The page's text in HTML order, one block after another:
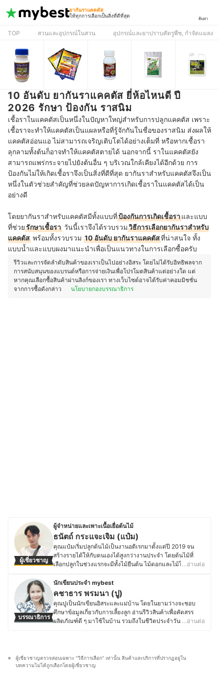
ยากันราแคคตัส
ให้ทุกการเลือกเป็นสิ่งที่ดีที่สุด
ค้นหา
TOP สวนและอุปกรณ์ในสวน อุปกรณ์และยาปราบศัตรูพืช, กำจัดแมลง
10 อันดับ ยากันราแคคตัส ยี่ห้อไหนดี ปี
2026 รักษา ป้องกัน ราสนิม
เชื้อราในแคคตัสเป็นหนึ่งในปัญหาใหญ่สำหรับการปลูกแคคตัส เพราะ
เชื้อราจะทำให้แคคตัสเป็นแผลหรือที่รู้จักกันในชื่อของราสนิม ส่งผลให้
แคคตัสอ่อนแอ ไม่สามารถเจริญเติบโตได้อย่างเต็มที่ หรือหากเชื้อรา
ลุกลามทั้งต้นก็อาจทำให้แคคตัสตายได้ นอกจากนี้ ราในแคคตัสยัง
สามารถแพร่กระจายไปยังต้นอื่น ๆ บริเวณใกล้เคียงได้อีกด้วย การ
ป้องกันไม่ให้เกิดเชื้อราจึงเป็นสิ่งที่ดีที่สุด ยากันราสำหรับแคคตัสจึงเป็น
หนึ่งในตัวช่วยสำคัญที่ช่วยลดปัญหาการเกิดเชื้อราในแคคตัสได้เป็น
อย่างดี
โดยยากันราสำหรับแคคตัสมีทั้งแบบที่ป้องกันการเกิดเชื้อราและแบบ
ที่ช่วยรักษาเชื้อรา วันนี้เราจึงได้รวบรวมวิธีการเลือกยากันราสำหรับ
แคคตัส พร้อมทั้งรวบรวม 10 อันดับ ยากันราแคคตัสที่น่าสนใจ ทั้ง
แบบน้ำและแบบผงมาแนะนำเพื่อเป็นแนวทางในการเลือกซื้อครับ
รีวิวและการจัดลำดับสินค้าของเราเป็นไปอย่างอิสระ โดยไม่ได้รับอิทธิพลจาก
การสนับสนุนของแบรนด์หรือการจ่ายเงินเพื่อโปรโมตสินค้าแต่อย่างใด แต่
หากคุณเลือกซื้อสินค้าผ่านลิงก์ของเรา ทางเว็บไซต์อาจได้รับค่าคอมมิชชั่น
จากการซื้อดังกล่าว
นโยบายกองบรรณาธิการ
ผู้เชี่ยวชาญ
ผู้จำหน่ายและเพาะเนื้อเยื่อต้นไม้
ธนัตถ์ กระแจะเจิม (แป๋ม)
คุณแป๋มเริ่มปลูกต้นไม้เป็นงานอดิเรกมาตั้งแต่ปี 2019 จน
สร้างรายได้ให้กับตนเองได้สูงกว่างานประจำ โดยต้นไม้ที่
เลือกปลูกในช่วงแรกจะมีทั้งไม้ยืนต้น ไม้ดอกและไม้ใบเพื่อ
ชำนาญด้านการตอนกิ่ง ชำกิ่ง ทั้งต้นมะนาว เลม่อนและไม้ผล
หลายชนิด ทำให้คุณแป๋มมีโอกาสได้เป็นผู้จัดการฟาร์มเลม่อน
ขนาดพื้นที่ 21 ไร่ รวมมากกว่า 500 ต้นในปีถัดมา ส่วนตัว
แล้วคุณแป๋มชอบการปลูกไม้ที่โตไว เลี้ยงง่ายและทนต่อสภาพ
อากาศ ซึ่งต้นไม้ที่พลิกชีวิตและทำรายได้ให้มากเป็นอันดับ 1
คือ ตระกูลฟิโลเดนดรอน ที่ใช้วิธีเพาะเนื้อเยื่อเป็นเวลา 1 - 2
สมกับประเภทและลงลึกไปถึงมาตรฐานคุณภาพ แบรนด์ของ
วัสดุอุปกรณ์ ตลอดจนเรื่องความคุ้มค่าคุ้มราคาที่ต้องคำนึง
…อ่านต่อ
บรรณาธิการ
นักเขียนประจำ mybest
คชาธาร พรมนา (ปู)
คุณปูเป็นนักเขียนอิสระและแม่บ้าน โดยในยามว่างจะชอบ
ศึกษาข้อมูลเกี่ยวกับการเลี้ยงลูก อ่านรีวิวสินค้าเพื่อคัดสรร
ผลิตภัณฑ์ดี ๆ มาใช้ในบ้าน รวมถึงในชีวิตประจำวันของลูก
ขายด้วยตัวเองและเป็นผู้ออกแบบลวดลายเชือกถักสำหรับ
แขวนกระถางต้นไม้ให้กับบริษัทส่งออกและยังหลงใหลในงาน
…อ่านต่อ
ผู้เชี่ยวชาญตรวจสอบเฉพาะ "วิธีการเลือก" เท่านั้น สินค้าและบริการที่ปรากฏอยู่ใน
บทความไม่ได้ถูกเลือกโดยผู้เชี่ยวชาญ